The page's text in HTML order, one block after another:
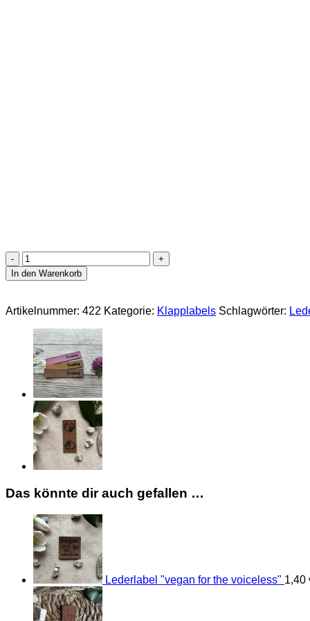
Saumlabel
"Knochen"
Menge
In den Warenkorb
Artikelnummer: 422 Kategorie: Klapplabels Schlagwörter:
Das könnte dir auch gefallen …
Lederlabel "vegan for the voiceless" 1,40